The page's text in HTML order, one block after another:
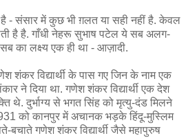
- संसार में कुछ भी ग़लत या सही नहीं है. केवल
है है. गाँधी नेहरू सुभाष पटेल ये सब अलग-
का लक्ष्य एक ही था - आज़ादी.
शंकर विद्यार्थी के पास गए जिन के नाम एक
ने दिया था. गणेश शंकर विद्यार्थी एक देश
थे. दुर्भाग्य से भगत सिंह को मृत्यु-दंड मिलने
को कानपुर में अचानक भड़के हिंदू-मुस्लिम
बचाते गणेश शंकर विद्यार्थी जैसे महापुरुष